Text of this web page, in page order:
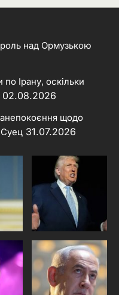
над Ормузькою
Ірану, оскільки
02.08.2026
щодо
Суец 31.07.2026